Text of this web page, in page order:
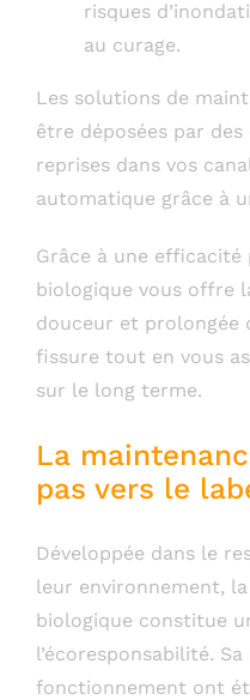
risques
au curage.
Les solutions de
être déposées par
reprises dans vos
automatique grâce à
Grâce à une efficacité
biologique vous offre
douceur et prolongée
fissure tout en vous
sur le long terme.
La
pas vers le
Développée dans le
leur environnement,
biologique constitue
l’écoresponsabilité.
fonctionnement ont